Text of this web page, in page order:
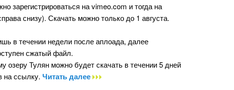
зарегистрироваться на vimeo.com и тогда на
снизу). Скачать можно только до 1 августа.
в течении недели после аплоада, далее
сжатый файл.
озеру Тулян можно будет скачать в течении 5 дней
на ссылку. Читать далее